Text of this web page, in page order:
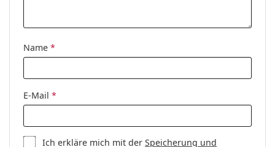
Name *
E-Mail *
Ich erkläre mich mit derSpeicherung und